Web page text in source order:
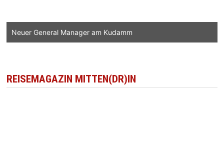
Neuer General Manager am Kudamm
REISEMAGAZIN MITTEN(DR)IN